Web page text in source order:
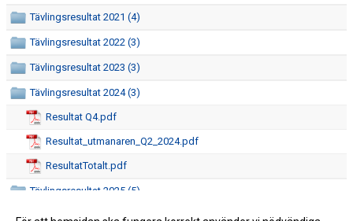
Tävlingsresultat 2021 (4)
Tävlingsresultat 2022 (3)
Tävlingsresultat 2023 (3)
Tävlingsresultat 2024 (3)
Resultat Q4.pdf
Resultat_utmanaren_Q2_2024.pdf
ResultatTotalt.pdf
Tävlingsresultat 2025 (5)
Tävlingsresultat 2026 (4)